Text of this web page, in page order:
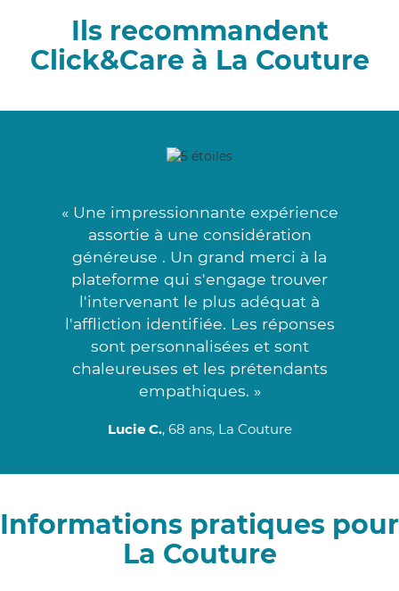
Ils recommandent
Click&Care à La Couture
« Une impressionnante expérience
assortie à une considération
généreuse . Un grand merci à la
plateforme qui s'engage trouver
l'intervenant le plus adéquat à
l'affliction identifiée. Les réponses
sont personnalisées et sont
chaleureuses et les prétendants
empathiques. »
Lucie C., 68 ans, La Couture
Informations pratiques pour
La Couture